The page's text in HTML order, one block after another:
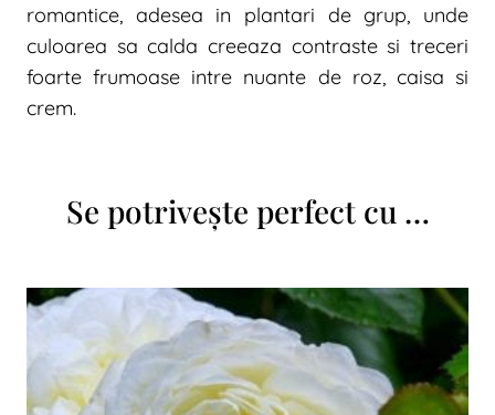
romantice, adesea in plantari de grup, unde
culoarea sa calda creeaza contraste si treceri
foarte frumoase intre nuante de roz, caisa si
crem.
Se potrivește perfect cu …